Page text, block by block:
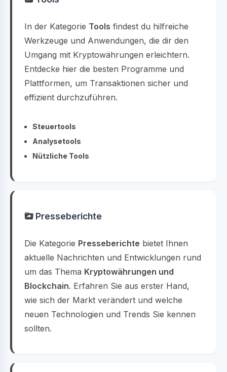
In der Kategorie Tools findest du hilfreiche
Werkzeuge und Anwendungen, die dir den
Umgang mit Kryptowährungen erleichtern.
Entdecke hier die besten Programme und
Plattformen, um Transaktionen sicher und
effizient durchzuführen.
Steuertools
Analysetools
Nützliche Tools
Presseberichte
Die Kategorie Presseberichte bietet Ihnen
aktuelle Nachrichten und Entwicklungen rund
um das Thema Kryptowährungen und
Blockchain. Erfahren Sie aus erster Hand,
wie sich der Markt verändert und welche
neuen Technologien und Trends Sie kennen
sollten.